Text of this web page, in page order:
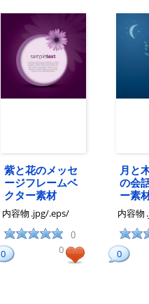
紫と花のメッセ
ージフレームベ
クター素材
内容物 .jpg/.eps/
0
0 0
月と
の会
ー素
内容物
0